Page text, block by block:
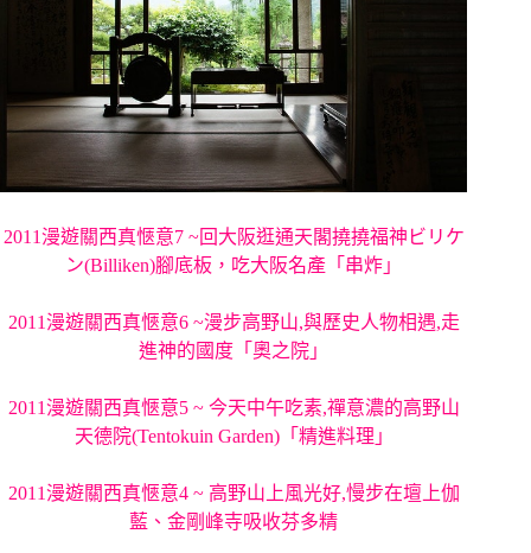
2011漫遊關西真愜意7 ~回大阪逛通天閣撓撓福神ビリケ
ン(Billiken)腳底板，吃大阪名產「串炸」
2011漫遊關西真愜意6 ~漫步高野山,與歷史人物相遇,走
進神的國度「奧之院」
2011漫遊關西真愜意5 ~ 今天中午吃素,禪意濃的高野山
天德院(Tentokuin Garden)「精進料理」
2011漫遊關西真愜意4 ~ 高野山上風光好,慢步在壇上伽
藍、金剛峰寺吸收芬多精